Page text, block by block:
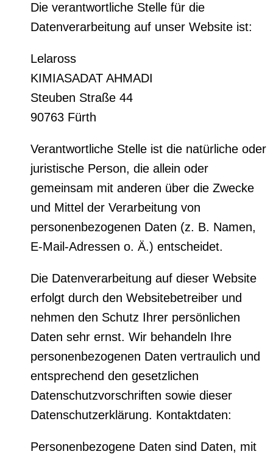
Die verantwortliche Stelle für die
Datenverarbeitung auf unser Website ist:
Lelaross
KIMIASADAT AHMADI
Steuben Straße 44
90763 Fürth
Verantwortliche Stelle ist die natürliche oder
juristische Person, die allein oder
gemeinsam mit anderen über die Zwecke
und Mittel der Verarbeitung von
personenbezogenen Daten (z. B. Namen,
E-Mail-Adressen o. Ä.) entscheidet.
Die Datenverarbeitung auf dieser Website
erfolgt durch den Websitebetreiber und
nehmen den Schutz Ihrer persönlichen
Daten sehr ernst. Wir behandeln Ihre
personenbezogenen Daten vertraulich und
entsprechend den gesetzlichen
Datenschutzvorschriften sowie dieser
Datenschutzerklärung. Kontaktdaten:
Personenbezogene Daten sind Daten, mit